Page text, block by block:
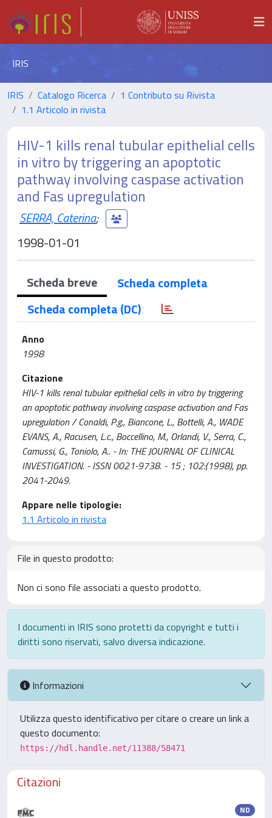
IRIS
IRIS Catalogo Ricerca
1 Contributo su Rivista
1.1 Articolo in rivista
HIV-1 kills renal tubular epithelial cells
in vitro by triggering an apoptotic
pathway involving caspase activation
and Fas upregulation
SERRA, Caterina;
1998-01-01
Scheda breve
Scheda completa
Scheda completa (DC)
Anno
1998
Citazione
HIV-1 kills renal tubular epithelial cells in vitro by triggering
an apoptotic pathway involving caspase activation and Fas
upregulation / Conaldi, P.g., Biancone, L., Bottelli, A., WADE
EVANS, A., Racusen, L.c., Boccellino, M., Orlandi, V., Serra, C.,
Camussi, G., Toniolo, A.. - In: THE JOURNAL OF CLINICAL
INVESTIGATION. - ISSN 0021-9738. - 15 ; 102:(1998), pp.
2041-2049.
Appare nelle tipologie:
1.1 Articolo in rivista
File in questo prodotto:
Non ci sono file associati a questo prodotto.
I documenti in IRIS sono protetti da copyright e tutti i
diritti sono riservati, salvo diversa indicazione.
Informazioni
Utilizza questo identificativo per citare o creare un link a
questo documento:
https://hdl.handle.net/11388/58471
Citazioni
ND